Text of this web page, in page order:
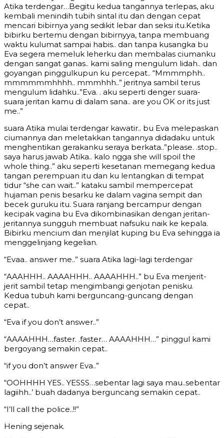
Atika terdengar…Begitu kedua tangannya terlepas, aku
kembali menindih tubih sintal itu dan dengan cepat
mencari bibirnya yang sedikit lebar dan seksi itu.Ketika
bibirku bertemu dengan bibirnyya, tanpa membuang
waktu kulumat sampai habis.. dan tanpa kusangka bu
Eva segera memeluk leherku dan membalas ciumanku
dengan sangat ganas.. kami saling mengulum lidah.. dan
goyangan pinggulkupun ku percepat.. “Mmmmphh..
mmmmmmhhhh.. mmmhhh..” jeritnya sambil terus
mengulum lidahku..”Eva. . aku seperti denger suara-
suara jeritan kamu di dalam sana.. are you OK or its just
me..”
suara Atika mulai terdengar kawatir.. bu Eva melepaskan
ciumannya dan meletakkan tangannya didadaku untuk
menghentikan gerakanku seraya berkata..”please. .stop..
saya harus jawab Atika.. kalo ngga she will spoil the
whole thing..” aku seperti kesetanan memegang kedua
tangan perempuan itu dan ku lentangkan di tempat
tidur “she can wait..” kataku sambil mempercepat
hujaman penis besarku ke dalam vagina sempit dan
becek guruku itu. Suara ranjang bercampur dengan
kecipak vagina bu Eva dikombinasikan dengan jeritan-
jeritannya sungguh membuat nafsuku naik ke kepala.
Bibirku mencium dan menjilat kuping bu Eva sehingga ia
menggelinjang kegelian.
“Evaa.. answer me..” suara Atika lagi-lagi terdengar
“AAAHHH.. AAAAHHH.. AAAAHHH..” bu Eva menjerit-
jerit sambil tetap mengimbangi genjotan penisku.
Kedua tubuh kami berguncang-guncang dengan
cepat..
“Eva if you don’t answer..”
“AAAAHHH…faster. .faster… AAAAHHH…” pinggul kami
bergoyang semakin cepat..
“if you don’t answer Eva..”
“OOHHHH YES.. YESSS…sebentar lagi saya mau..sebentar
lagiihh..’ buah dadanya berguncang semakin cepat..
“I’ll call the police..!!”
Hening sejenak.